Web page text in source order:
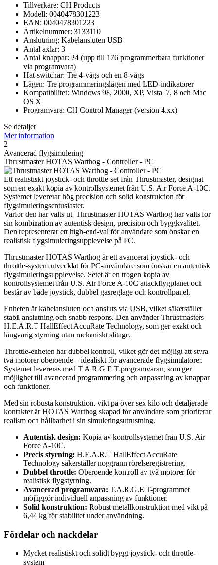
Tillverkare: CH Products
Modell: 0040478301223
EAN: 0040478301223
Artikelnummer: 3133110
Anslutning: Kabelansluten USB
Antal axlar: 3
Antal knappar: 24 (upp till 176 programmerbara funktioner
via programvara)
Hat-switchar: Tre 4-vägs och en 8-vägs
Lägen: Tre programmeringslägen med LED-indikatorer
Kompatibilitet: Windows 98, 2000, XP, Vista, 7, 8 och Mac
OS X
Programvara: CH Control Manager (version 4.xx)
Se detaljer
Mer information
2
Avancerad flygsimulering
Thrustmaster HOTAS Warthog - Controller - PC
Ett realistiskt joystick- och throttle-set från Thrustmaster, designat
som en exakt kopia av kontrollsystemet från U.S. Air Force A-10C.
Systemet levererar hög precision och solid konstruktion för
flygsimuleringsentusiaster.
Varför den har valts ut: Thrustmaster HOTAS Warthog har valts för
sin kombination av autentisk design, precision och byggkvalitet.
Den representerar ett high-end-val för användare som önskar en
realistisk flygsimuleringsupplevelse på PC.
Thrustmaster HOTAS Warthog är ett avancerat joystick- och
throttle-system utvecklat för PC-användare som önskar en autentisk
flygsimuleringsupplevelse. Setet är en trogen kopia av
kontrollsystemet från U.S. Air Force A-10C attackflygplanet och
består av både joystick, dubbel gasreglage och kontrollpanel.
Enheten är kabelansluten och ansluts via USB, vilket säkerställer
stabil anslutning och snabb respons. Den använder Thrustmasters
H.E.A.R.T HallEffect AccuRate Technology, som ger exakt och
långvarig styrning utan mekaniskt slitage.
Throttle-enheten har dubbel kontroll, vilket gör det möjligt att styra
två motorer oberoende – idealiskt för avancerade flygsimulatorer.
Systemet levereras med T.A.R.G.E.T-programvaran, som ger
möjlighet till avancerad programmering och anpassning av knappar
och funktioner.
Med sin robusta konstruktion, vikt på över sex kilo och detaljerade
kontakter är HOTAS Warthog skapad för användare som prioriterar
realism och hållbarhet i sin simuleringsutrustning.
Autentisk design: Kopia av kontrollsystemet från U.S. Air
Force A-10C.
Precis styrning: H.E.A.R.T HallEffect AccuRate
Technology säkerställer noggrann rörelseregistrering.
Dubbel throttle: Oberoende kontroll av två motorer för
realistisk flygstyrning.
Avancerad programvara: T.A.R.G.E.T-programmet
möjliggör individuell anpassning av funktioner.
Solid konstruktion: Robust metallkonstruktion med vikt på
6,44 kg för stabilitet under användning.
Fördelar och nackdelar
Mycket realistiskt och solidt byggt joystick- och throttle-
system